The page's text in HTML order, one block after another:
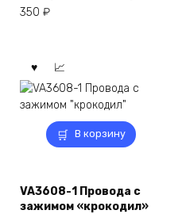
350 ₽
В корзину
VA3608-1 Провода с
зажимом «крокодил»